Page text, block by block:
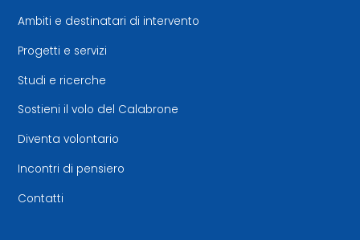
Ambiti e destinatari di intervento
Progetti e servizi
Studi e ricerche
Sostieni il volo del Calabrone
Diventa volontario
Incontri di pensiero
Contatti